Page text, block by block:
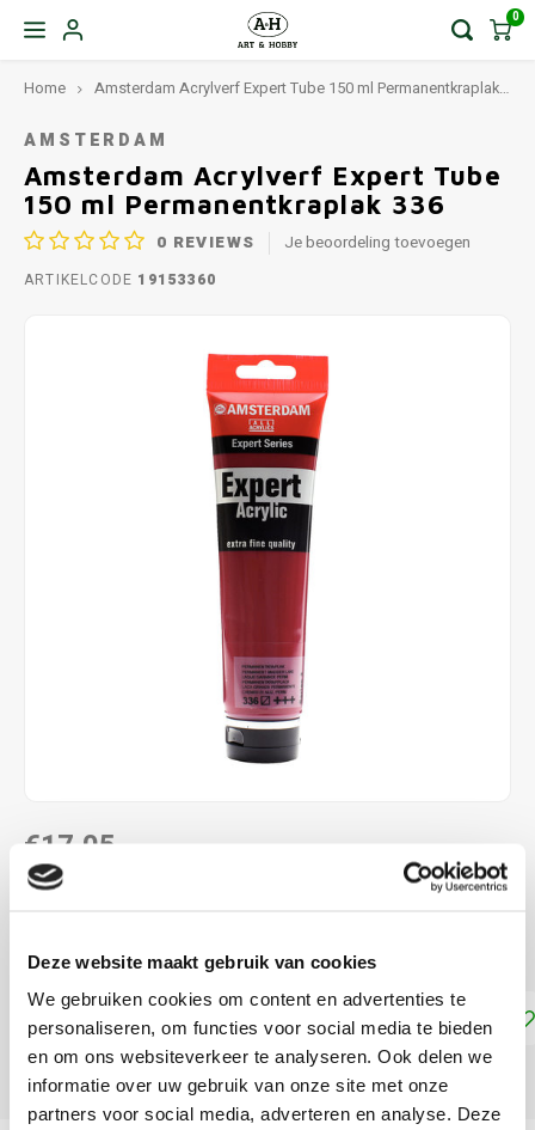
Deze website maakt gebruik van cookies
We gebruiken cookies om content en advertenties te
personaliseren, om functies voor social media te bieden
en om ons websiteverkeer te analyseren. Ook delen we
informatie over uw gebruik van onze site met onze
partners voor social media, adverteren en analyse. Deze
0
Home Amsterdam Acrylverf Expert Tube 150 ml Permanentkraplak 336
AMSTERDAM
Amsterdam Acrylverf Expert Tube
150 ml Permanentkraplak 336
0 REVIEWS Je beoordeling toevoegen
ARTIKELCODE 19153360
€17,05
DIRECT LEVERBAAR
Permanentkraplak 336 Lees meer
Toevoegen aan winkelwagen
DELEN: